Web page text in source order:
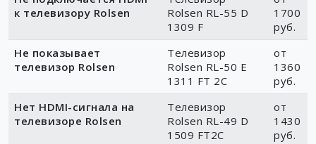
к телевизору Rolsen
Rolsen RL-55 D
1309 F
1700
руб.
Не показывает
телевизор Rolsen
Телевизор
Rolsen RL-50 E
1311 FT 2C
от
1360
руб.
Нет HDMI-сигнала на
телевизоре Rolsen
Телевизор
Rolsen RL-49 D
1509 FT2C
от
1430
руб.